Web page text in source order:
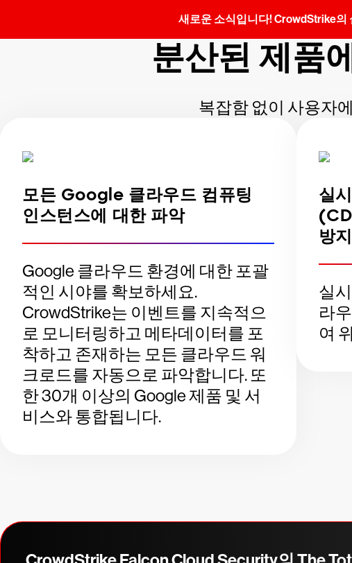
새로운 소식입니다! CrowdStrike의
분산된 제품
복잡함 없이 사용자
모든 Google 클라우드 컴퓨팅
인스턴스에 대한 파악
Google 클라우드 환경에 대한 포괄
적인 시야를 확보하세요.
CrowdStrike는 이벤트를 지속적으
로 모니터링하고 메타데이터를 포
착하고 존재하는 모든 클라우드 워
크로드를 자동으로 파악합니다. 또
한 30개 이상의 Google 제품 및 서
비스와 통합됩니다.
실
방지
실
라
여